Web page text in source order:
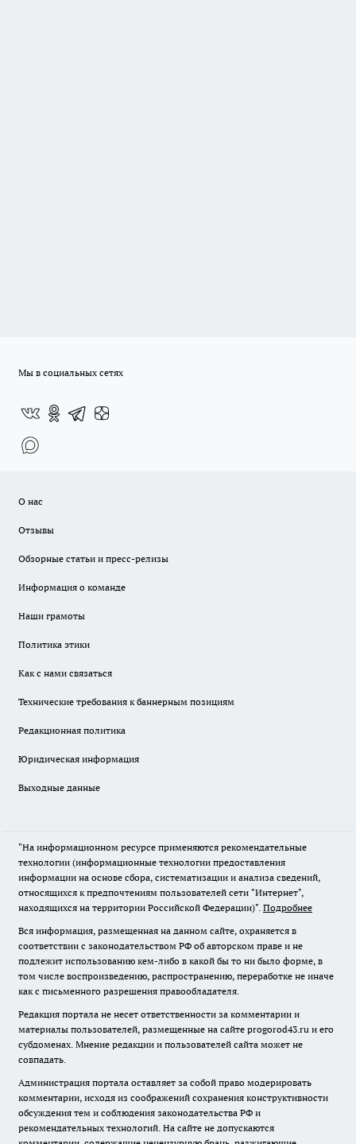
Мы в социальных сетях
О нас
Отзывы
Обзорные статьи и пресс-релизы
Информация о команде
Наши грамоты
Политика этики
Как с нами связаться
Технические требования к баннерным позициям
Редакционная политика
Юридическая информация
Выходные данные
"На информационном ресурсе применяются рекомендательные
технологии (информационные технологии предоставления
информации на основе сбора, систематизации и анализа сведений,
относящихся к предпочтениям пользователей сети "Интернет",
находящихся на территории Российской Федерации)". Подробнее
Вся информация, размещенная на данном сайте, охраняется в
соответствии с законодательством РФ об авторском праве и не
подлежит использованию кем-либо в какой бы то ни было форме, в
том числе воспроизведению, распространению, переработке не иначе
как с письменного разрешения правообладателя.
Редакция портала не несет ответственности за комментарии и
материалы пользователей, размещенные на сайте progorod43.ru и его
субдоменах. Мнение редакции и пользователей сайта может не
совпадать.
Администрация портала оставляет за собой право модерировать
комментарии, исходя из соображений сохранения конструктивности
обсуждения тем и соблюдения законодательства РФ и
рекомендательных технологий. На сайте не допускаются